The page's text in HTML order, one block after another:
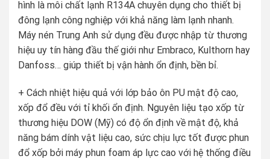
hình là môi chất lạnh R134A chuyên dụng cho thiết bị
đông lạnh công nghiệp với khả năng làm lạnh nhanh.
Máy nén Trung Anh sử dụng đều được nhập từ thương
hiệu uy tín hàng đầu thế giới như Embraco, Kulthorn hay
Danfoss… giúp thiết bị vận hành ổn định, bền bỉ.
+ Cách nhiệt hiệu quả với lớp bảo ôn PU mật độ cao,
xốp đổ đều với tỉ khối ổn định. Nguyên liệu tạo xốp từ
thương hiệu DOW (Mỹ) có độ ổn định về mật độ, khả
năng bám dính vật liệu cao, sức chịu lực tốt được phun
đổ xốp bởi máy phun foam áp lực cao với hệ thống điều